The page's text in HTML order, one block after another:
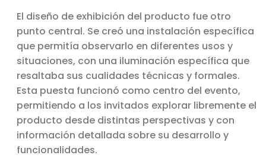
El diseño de exhibición del producto fue otro
punto central. Se creó una instalación específica
que permitía observarlo en diferentes usos y
situaciones, con una iluminación específica que
resaltaba sus cualidades técnicas y formales.
Esta puesta funcionó como centro del evento,
permitiendo a los invitados explorar libremente el
producto desde distintas perspectivas y con
información detallada sobre su desarrollo y
funcionalidades.